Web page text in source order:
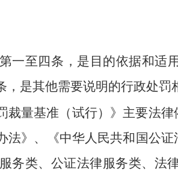
第一至四条，是目的依据和适
，是其他需要说明的行政处
量基准（试行） 》主要法律
法》 、 《中华人民共和国公证
务类、公证法律服务类、法